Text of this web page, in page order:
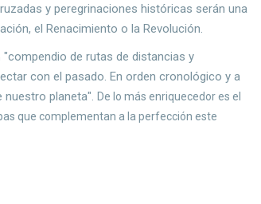
y peregrinaciones históricas serán una
el Renacimiento o la Revolución.
de rutas de distancias y
con el pasado. En orden cronológico y a
nuestro planeta".De lo más enriquecedor es el
que complementan a la perfección este